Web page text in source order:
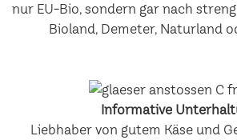
nur EU-Bio, sondern gar nach
Bioland, Demeter, Naturland
Informative
Liebhaber von gutem Käse und